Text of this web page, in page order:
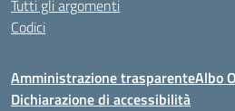
Tutti gli argomenti
Codici
Amministrazione trasparenteAlbo
Dichiarazione di accessibilità